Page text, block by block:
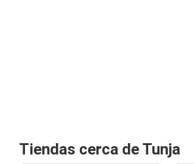
Tiendas cerca de Tunja